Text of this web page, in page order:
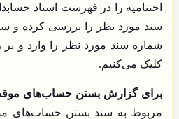
اختتامیه را در فهرست اسناد
سند مورد نظر را بررسی کرده و
شماره سند مورد نظر را وارد و
کلیک می‌کنیم.
برای گزارش بستن حساب‌های
مربوط به سند بستن حساب‌های